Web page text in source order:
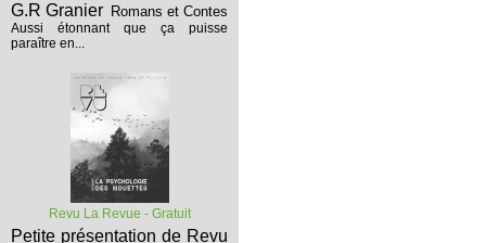
G.R Granier Romans et Contes
Aussi étonnant que ça puisse
paraître en...
Revu La Revue - Gratuit
Petite présentation de Revu